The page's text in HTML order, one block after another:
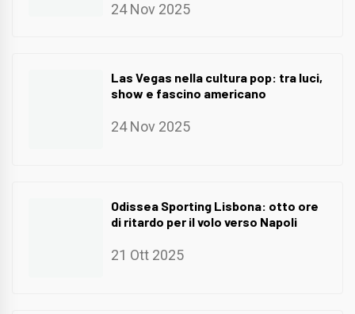
24 Nov 2025
Las Vegas nella cultura pop: tra luci,
show e fascino americano
24 Nov 2025
Odissea Sporting Lisbona: otto ore
di ritardo per il volo verso Napoli
21 Ott 2025